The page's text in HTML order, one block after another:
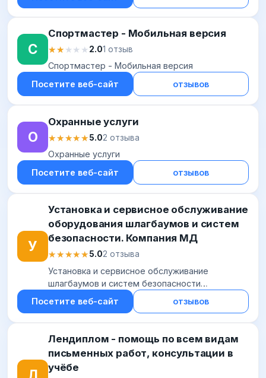
С
Спортмастер - Мобильная версия
★★★★★
★★★★★2.01 отзыв
Спортмастер - Мобильная версия
Посетите веб-сайт
отзывов
О
Охранные услуги
★★★★★
★★★★★5.02 отзыва
Охранные услуги
Посетите веб-сайт
отзывов
У
Установка и сервисное обслуживание
оборудования шлагбаумов и систем
безопасности. Компания МД
★★★★★
★★★★★5.02 отзыва
Установка и сервисное обслуживание
шлагбаумов и систем безопасности
подъездов, офисов и прилегающих
территорий. ★ Диспетчеризация шлагбаумов
Посетите веб-сайт отзывов
Л
Лендиплом - помощь по всем видам
письменных работ, консультации в
учёбе